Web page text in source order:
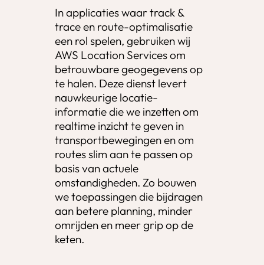
In applicaties waar track &
trace en route-optimalisatie
een rol spelen, gebruiken wij
AWS Location Services om
betrouwbare geogegevens op
te halen. Deze dienst levert
nauwkeurige locatie-
informatie die we inzetten om
realtime inzicht te geven in
transportbewegingen en om
routes slim aan te passen op
basis van actuele
omstandigheden. Zo bouwen
we toepassingen die bijdragen
aan betere planning, minder
omrijden en meer grip op de
keten.